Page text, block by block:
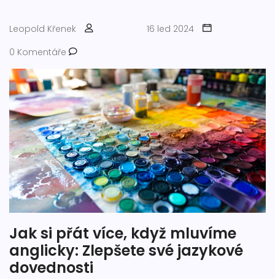
Leopold Křenek
16 led 2024
0 Komentáře
Jak si přát více, když mluvíme
anglicky: Zlepšete své jazykové
dovednosti